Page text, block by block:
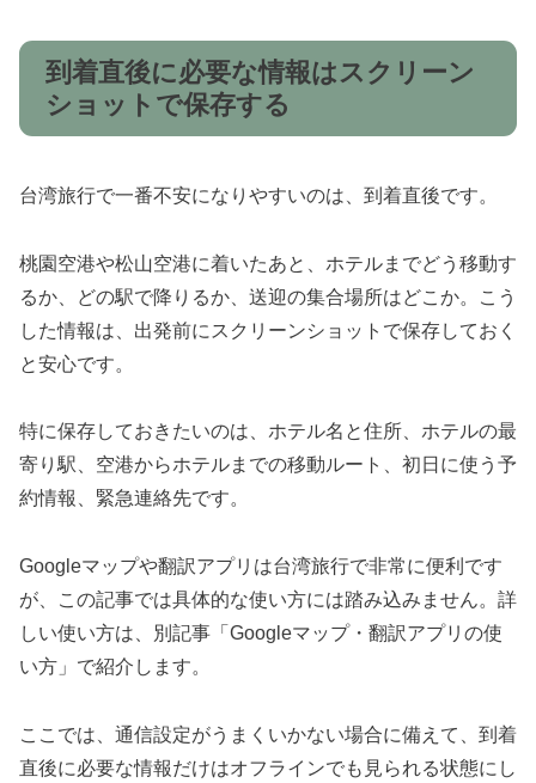
到着直後に必要な情報はスクリーン
ショットで保存する
台湾旅行で一番不安になりやすいのは、到着直後です。
桃園空港や松山空港に着いたあと、ホテルまでどう移動す
るか、どの駅で降りるか、送迎の集合場所はどこか。こう
した情報は、出発前にスクリーンショットで保存しておく
と安心です。
特に保存しておきたいのは、ホテル名と住所、ホテルの最
寄り駅、空港からホテルまでの移動ルート、初日に使う予
約情報、緊急連絡先です。
Googleマップや翻訳アプリは台湾旅行で非常に便利です
が、この記事では具体的な使い方には踏み込みません。詳
しい使い方は、別記事「Googleマップ・翻訳アプリの使
い方」で紹介します。
ここでは、通信設定がうまくいかない場合に備えて、到着
直後に必要な情報だけはオフラインでも見られる状態にし